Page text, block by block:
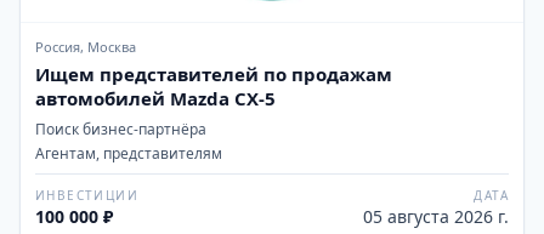
Россия, Москва
Ищем представителей по продажам
автомобилей Mazda CX-5
Поиск бизнес-партнёра
Агентам, представителям
ИНВЕСТИЦИИ
100 000 ₽
ДАТА
05 августа 2026 г.